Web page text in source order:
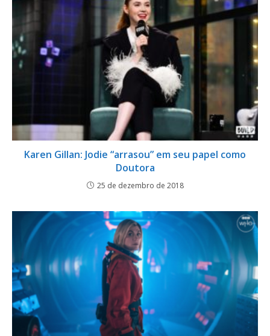
Karen Gillan: Jodie “arrasou” em seu papel como
Doutora
25 de dezembro de 2018